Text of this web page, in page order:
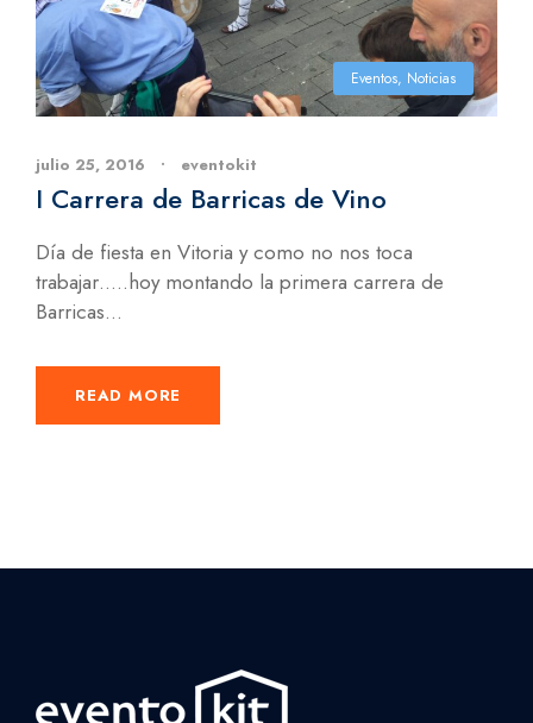
Eventos, Noticias
julio 25, 2016 • eventokit
I Carrera de Barricas de Vino
Día de fiesta en Vitoria y como no nos toca
trabajar…..hoy montando la primera carrera de
Barricas...
READ MORE